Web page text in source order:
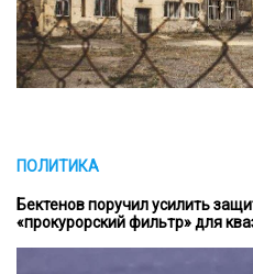
ПОЛИТИКА
Бектенов поручил усилить
«прокурорский фильтр» для